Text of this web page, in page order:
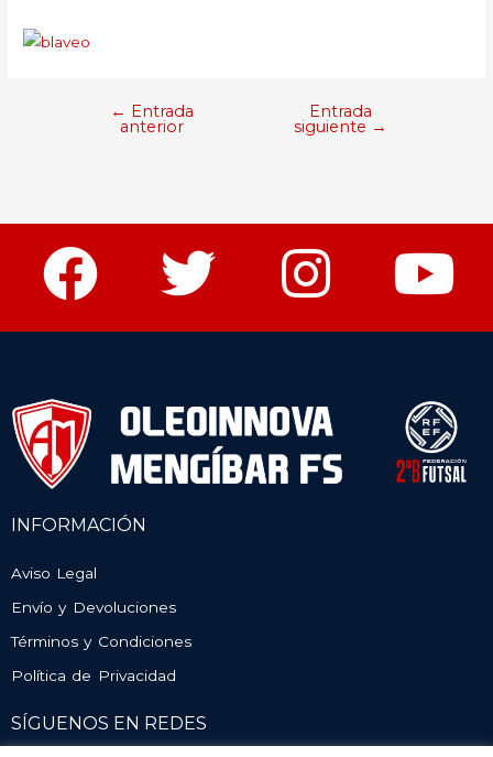
← Entrada
anterior
Entrada
siguiente →
INFORMACIÓN
Aviso Legal
Envío y Devoluciones
Términos y Condiciones
Política de Privacidad
SÍGUENOS EN REDES